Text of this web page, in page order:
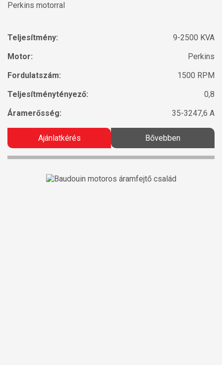
Perkins motorral
Teljesítmény:
9-2500 KVA
Motor:
Perkins
Fordulatszám:
1500 RPM
Teljesítménytényező:
0,8
Áramerősség:
35-3247,6 A
Ajánlatkérés Bővebben